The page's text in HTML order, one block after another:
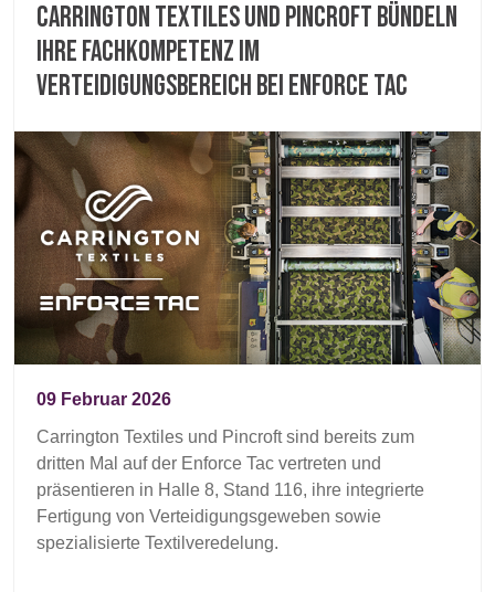
Carrington Textiles und Pincroft bündeln
ihre Fachkompetenz im
Verteidigungsbereich bei Enforce Tac
09 Februar 2026
Carrington Textiles und Pincroft sind bereits zum
dritten Mal auf der Enforce Tac vertreten und
präsentieren in Halle 8, Stand 116, ihre integrierte
Fertigung von Verteidigungsgeweben sowie
spezialisierte Textilveredelung.